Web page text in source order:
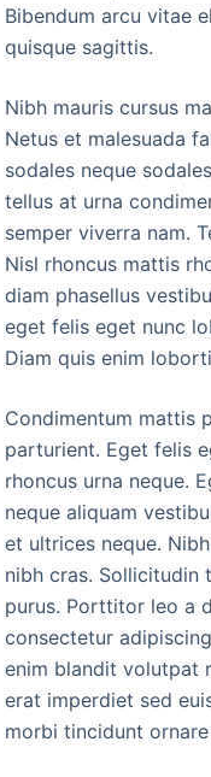
Bibendum arcu vitae
quisque sagittis.
Nibh mauris cursus
Netus et malesuada
sodales neque
tellus at urna
semper viverra nam.
Nisl rhoncus mattis
diam phasellus
eget felis eget nunc
Diam quis enim
Condimentum mattis
parturient. Eget felis
rhoncus urna neque.
neque aliquam
et ultrices neque.
nibh cras. Sollicitudin
purus. Porttitor leo a
consectetur
enim blandit volutpat
erat imperdiet sed
morbi tincidunt ornare